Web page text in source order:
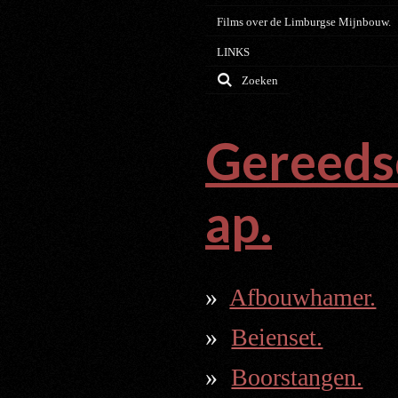
Films over de Limburgse Mijnbouw.
LINKS
Zoeken
ap.
Afbouwhamer.
Beienset.
Boorstangen.